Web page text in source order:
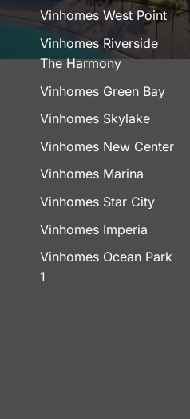
Vinhomes West Point
Vinhomes Riverside
The Harmony
Vinhomes Green Bay
Vinhomes Skylake
Vinhomes New Center
Vinhomes Marina
Vinhomes Star City
Vinhomes Imperia
Vinhomes Ocean Park
1